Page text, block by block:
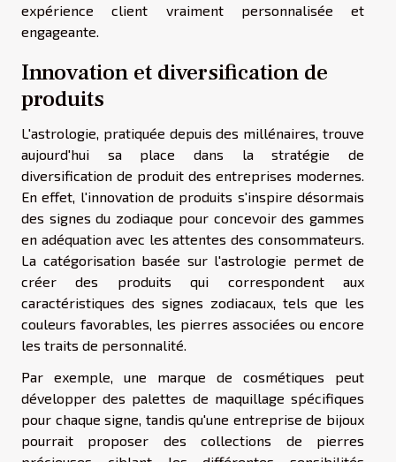
expérience client vraiment personnalisée et
engageante.
Innovation et diversification de
produits
L'astrologie, pratiquée depuis des millénaires, trouve
aujourd'hui sa place dans la stratégie de
diversification de produit des entreprises modernes.
En effet, l'innovation de produits s'inspire désormais
des signes du zodiaque pour concevoir des gammes
en adéquation avec les attentes des consommateurs.
La catégorisation basée sur l'astrologie permet de
créer des produits qui correspondent aux
caractéristiques des signes zodiacaux, tels que les
couleurs favorables, les pierres associées ou encore
les traits de personnalité.
Par exemple, une marque de cosmétiques peut
développer des palettes de maquillage spécifiques
pour chaque signe, tandis qu'une entreprise de bijoux
pourrait proposer des collections de pierres